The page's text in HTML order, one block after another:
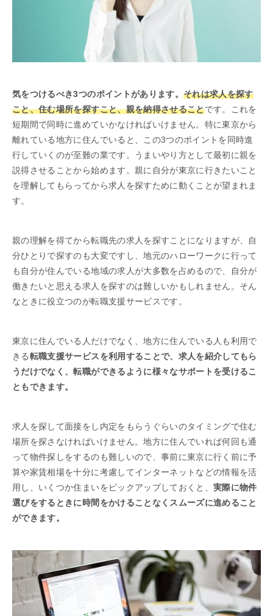
気をつけるべき3つのポイントがあります。 それは求人を探す
こと、住む場所を探すこと、親を納得させることです。これを
短期間で同時に進めていかなければいけません。特に東京から
離れている地方に住んでいると、この3つのポイントを同時進
行していくのが至難の業です。うまいやり方として最初に親を
説得させることから始めます。親に自分が東京に行きたいこと
を理解してもらってから求人を探すために動くことが望まれま
す。
親の理解を得てから転職先の求人を探すことになりますが、自
分ひとりで探すのも大変ですし、地元のハローワークに行って
も自分が住んでいる地域の求人が大多数を占めるので、自分が
働きたいと思える求人を探すのは難しいかもしれません。そん
なときに役立つのが転職支援サービスです。
東京に住んでいる人だけでなく、地方に住んでいる人も利用で
きる転職支援サービスを利用することで、求人を紹介してもら
うだけでなく、転職ができるように様々なサポートを受けるこ
ともできます。
求人を探して面接をし内定をもらうぐらいのタイミングで住む
場所を探さなければいけません。地方に住んでいれば何回も通
って物件探しをするのも難しいので、事前に東京に行く前に予
算や家賃相場を十分に考慮してインターネットなどの情報を活
用し、いくつか住まいをピックアップしておくと、実際に物件
選びをするときに時間をかけることなくスムーズに進めること
ができます。